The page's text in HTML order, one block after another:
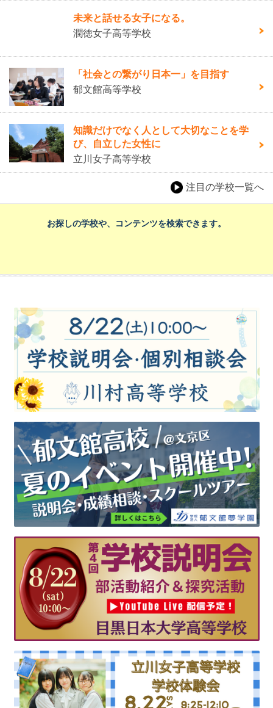
未来と話せる女子になる。
潤徳女子高等学校
「社会との繋がり日本一」を目指す
郁文館高等学校
知識だけでなく人として大切なことを学
び、自立した女性に
立川女子高等学校
注目の学校一覧へ
お探しの学校や、コンテンツを検索できます。